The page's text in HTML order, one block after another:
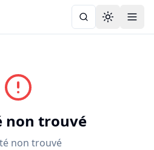
Toggle
non trouvé
non trouvé